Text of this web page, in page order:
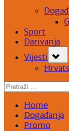
Sport
Darivanja
Vijesti
sub-
menu
Pretraži:
Home
Događanja
Promo